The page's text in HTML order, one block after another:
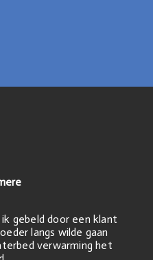
gebeld door een klant
langs wilde gaan
verwarming het